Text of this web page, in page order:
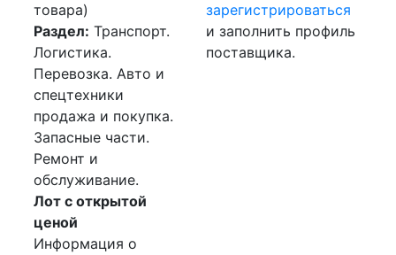
товара)
Раздел: Транспорт.
Логистика.
Перевозка. Авто и
спецтехники
продажа и покупка.
Запасные части.
Ремонт и
обслуживание.
Лот с открытой
ценой
Информация о
зарегистрироваться
и заполнить профиль
поставщика.